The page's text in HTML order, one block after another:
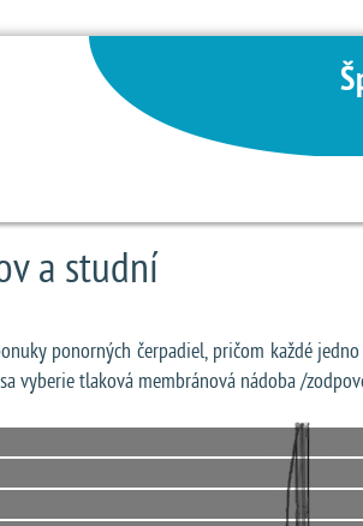
a studní
ponorných čerpadiel, pričom každé
vyberie tlaková membránová nádoba /